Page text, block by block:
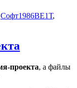
СофтМетки
1986ВЕ1Т,
проекта, а файлы